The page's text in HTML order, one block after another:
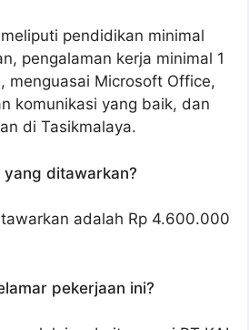
pendidikan minimal
pengalaman kerja minimal 1
menguasai Microsoft Office,
komunikasi yang baik, dan
di Tasikmalaya.
ditawarkan?
adalah Rp 4.600.000
pekerjaan ini?